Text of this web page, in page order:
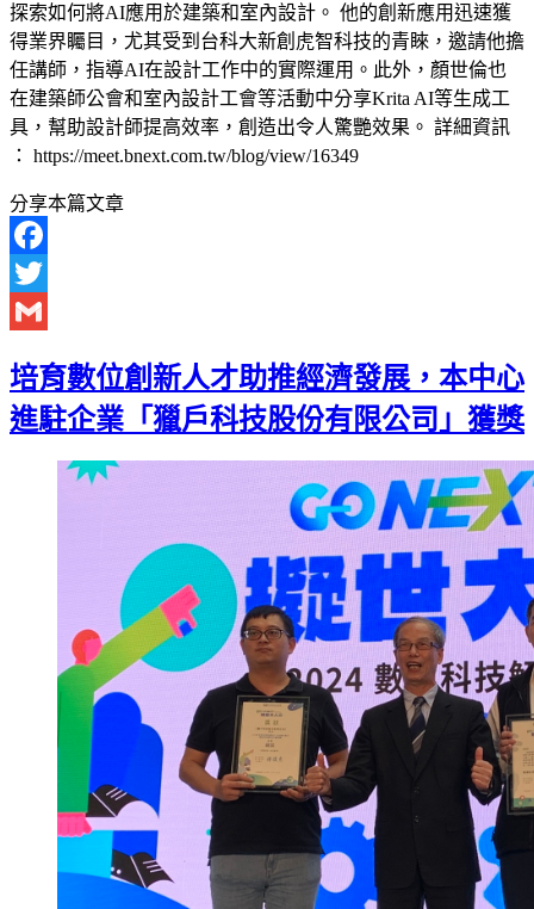
探索如何將AI應用於建築和室內設計。 他的創新應用迅速獲
得業界矚目，尤其受到台科大新創虎智科技的青睞，邀請他擔
任講師，指導AI在設計工作中的實際運用。此外，顏世倫也
在建築師公會和室內設計工會等活動中分享Krita AI等生成工
具，幫助設計師提高效率，創造出令人驚艷效果。 詳細資訊
： https://meet.bnext.com.tw/blog/view/16349
分享本篇文章
Facebook
Twitter
培育數位創新人才助推經濟發展，本中心
進駐企業「獵戶科技股份有限公司」獲獎